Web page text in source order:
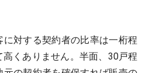
対する契約者の比率は一桁程
くありません。半面、30戸程